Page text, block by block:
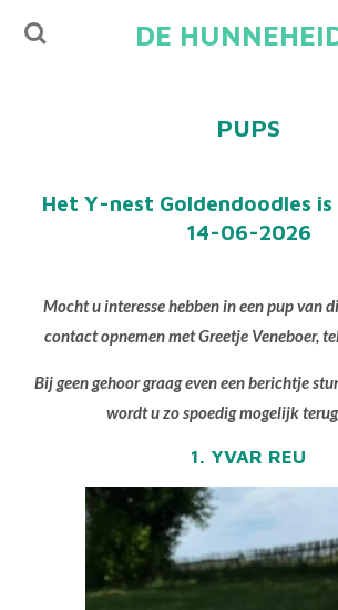
Ga
DE
PUPS
Het Y-nest Goldendoodles
14-06-2026
Mocht u interesse hebben in een pup van
contact opnemen met Greetje Veneboer,
Bij geen gehoor graag even een berichtje
wordt u zo spoedig mogelijk
1. YVAR REU